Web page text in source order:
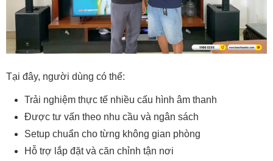
Tại đây, người dùng có thể:
Trải nghiệm thực tế nhiều cấu hình âm thanh
Được tư vấn theo nhu cầu và ngân sách
Setup chuẩn cho từng không gian phòng
Hỗ trợ lắp đặt và căn chỉnh tận nơi